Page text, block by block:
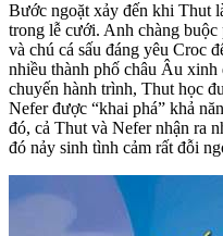
Bước ngoặt xảy đến khi Thut
trong lễ cưới. Anh chàng buộc
và chú cá sấu đáng yêu Croc
nhiều thành phố châu Âu
chuyến hành trình, Thut học
Nefer được “khai phá” khả
đó, cả Thut và Nefer nhận ra
đó nảy sinh tình cảm rất đỗi